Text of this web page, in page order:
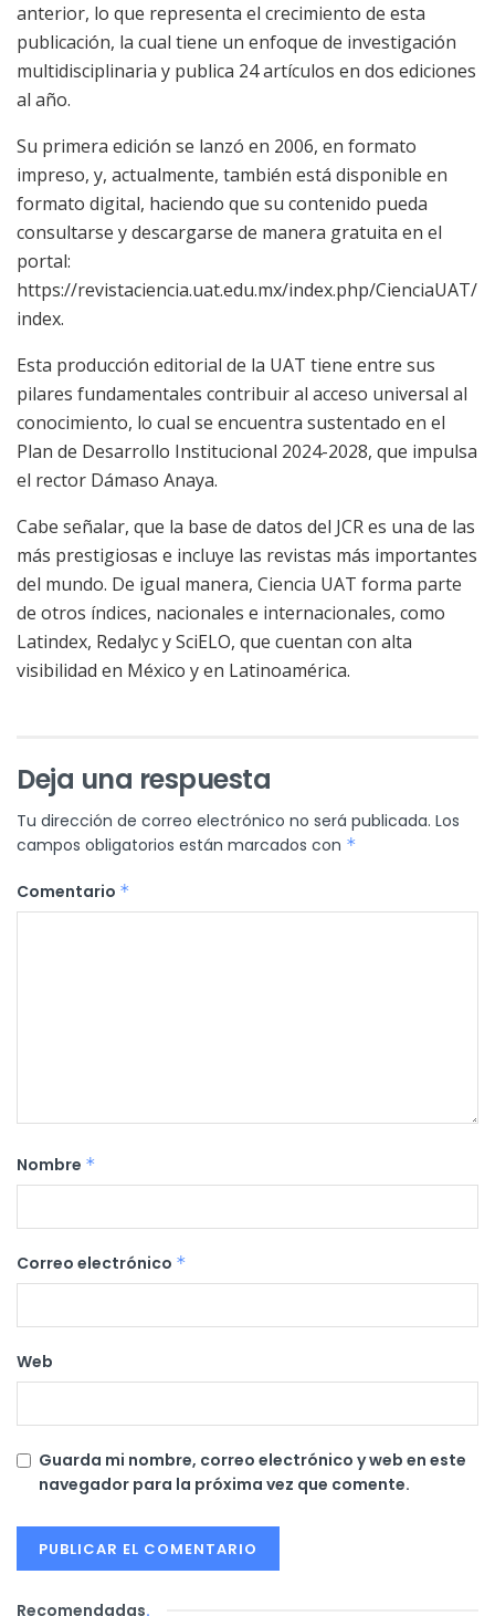
anterior, lo que representa el crecimiento de esta
publicación, la cual tiene un enfoque de investigación
multidisciplinaria y publica 24 artículos en dos ediciones
al año.
Su primera edición se lanzó en 2006, en formato
impreso, y, actualmente, también está disponible en
formato digital, haciendo que su contenido pueda
consultarse y descargarse de manera gratuita en el
portal:
https://revistaciencia.uat.edu.mx/index.php/CienciaUAT/
index.
Esta producción editorial de la UAT tiene entre sus
pilares fundamentales contribuir al acceso universal al
conocimiento, lo cual se encuentra sustentado en el
Plan de Desarrollo Institucional 2024-2028, que impulsa
el rector Dámaso Anaya.
Cabe señalar, que la base de datos del JCR es una de las
más prestigiosas e incluye las revistas más importantes
del mundo. De igual manera, Ciencia UAT forma parte
de otros índices, nacionales e internacionales, como
Latindex, Redalyc y SciELO, que cuentan con alta
visibilidad en México y en Latinoamérica.
Deja una respuesta
Tu dirección de correo electrónico no será publicada. Los
campos obligatorios están marcados con *
Comentario *
Nombre *
Correo electrónico *
Web
Guarda mi nombre, correo electrónico y web en este
navegador para la próxima vez que comente.
Recomendadas.